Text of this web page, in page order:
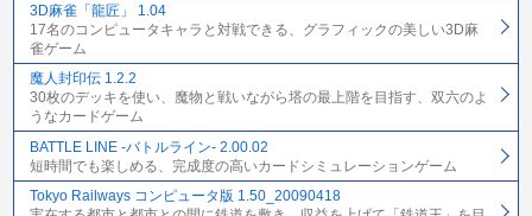
3D麻雀「龍匠」 1.04
17名のコンピュータキャラと対戦できる、グラフィックの美しい3D麻
雀ゲーム
魔人封印伝 1.2.2
30枚のデッキを使い、魔物と戦いながら塔の最上階を目指す、双六のよ
うなカードゲーム
BATTLE LINE -バトルライン- 2.00.02
短時間でも楽しめる、完成度の高いカードシミュレーションゲーム
Tokyo Railways コンピュータ版 1.50_20090418